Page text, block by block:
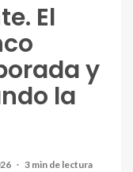
El
y
la
3 min de lectura